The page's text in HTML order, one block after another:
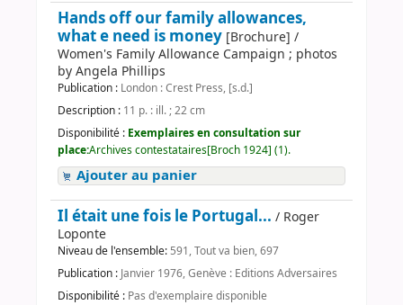
Hands off our family allowances,
what e need is money [Brochure] /
Women's Family Allowance Campaign ; photos
by Angela Phillips
Publication : London : Crest Press, [s.d.]
Description : 11 p. : ill. ; 22 cm
Disponibilité : Exemplaires en consultation sur
place:Archives contestataires[Broch 1924] (1).
Ajouter au panier
Il était une fois le Portugal... / Roger
Loponte
Niveau de l'ensemble: 591, Tout va bien, 697
Publication : Janvier 1976, Genève : Editions Adversaires
Disponibilité : Pas d'exemplaire disponible